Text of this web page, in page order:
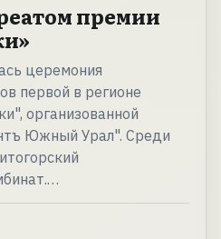
премии
церемония
первой в регионе
организованной
Южный Урал". Среди